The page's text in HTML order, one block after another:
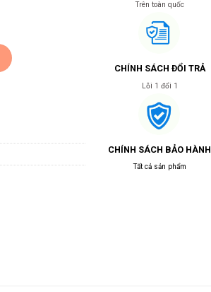
số lượng
Trên toàn quốc
CHÍNH SÁCH ĐỔI TRẢ
Lỗi 1 đổi 1
CHÍNH SÁCH BẢO HÀNH
Tất cả sản phẩm